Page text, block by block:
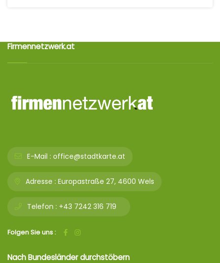
Firmennetzwerk.at
E-Mail : office@stadtkarte.at
Adresse : Europastraße 27, 4600 Wels
Telefon : +43 7242 316 719
Folgen Sie uns :
Nach Bundesländer durchstöbern